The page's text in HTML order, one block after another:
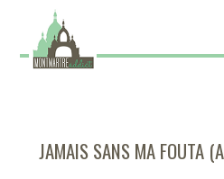
JAMAIS SANS MA FOUTA